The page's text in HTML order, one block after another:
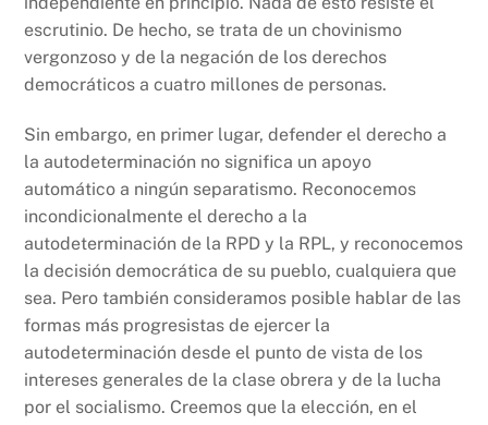
escrutinio. De hecho, se trata de un chovinismo
vergonzoso y de la negación de los derechos
democráticos a cuatro millones de personas.
Sin embargo, en primer lugar, defender el derecho a
la autodeterminación no significa un apoyo
automático a ningún separatismo. Reconocemos
incondicionalmente el derecho a la
autodeterminación de la RPD y la RPL, y reconocemos
la decisión democrática de su pueblo, cualquiera que
sea. Pero también consideramos posible hablar de las
formas más progresistas de ejercer la
autodeterminación desde el punto de vista de los
intereses generales de la clase obrera y de la lucha
por el socialismo. Creemos que la elección, en el